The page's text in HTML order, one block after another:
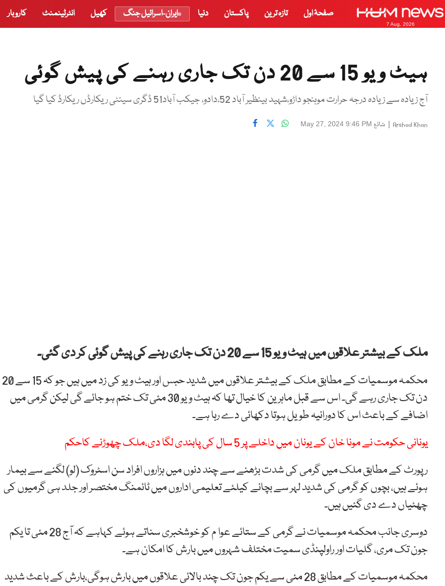
7 Aug, 2026
صفحۂ اول تازہ ترین پاکستان دنیا ایران-اسرائیل جنگ کھیل انٹرٹینمنٹ کاروبار
ہیٹ ویو 15 سے 20 دن تک جاری رہنے کی پیش گوئی
آج زیادہ سے زیادہ درجہ حرارت موہنجو داڑو،شہید بینظیر آباد 52،دادو، جیکب آباد51 ڈگری سینٹی ریکارڈں ریکارڈ کیا گیا
Arshad Khan
| شائع May 27, 2024 9:46 PM
ملک کے بیشتر علاقوں میں ہیٹ ویو 15 سے 20 دن تک جاری رہنے کی پیش گوئی کر دی گئی۔
محکمہ موسمیات کے مطابق ملک کے بیشتر علاقوں میں شدید حبس اور ہیٹ ویو کی زد میں ہیں جو کہ 15 سے 20
دن تک جاری رہے گی۔ اس سے قبل ماہرین کا خیال تھا کہ ہیٹ ویو 30 مئی تک ختم ہو جائے گی لیکن گرمی میں
اضافے کے باعث اس کا دورانیہ طویل ہوتا دکھائی دے رہا ہے۔
یونانی حکومت نے مونا خان کے یونان میں داخلے پر 5 سال کی پابندی لگا دی،ملک چھوڑنے کاحکم
رپورٹ کے مطابق ملک میں گرمی کی شدت بڑھنے سے چند دنوں میں ہزاروں افراد سن اسٹروک (لو) لگنے سے بیمار
ہوئے ہیں، بچوں کو گرمی کی شدید لہر سے بچانے کیلئے تعلیمی اداروں میں ٹائمنگ مختصر اور جلد ہی گرمیوں کی
چھٹیاں دے دی گئیں ہیں۔
دوسری جانب محکمہ موسمیات نے گرمی کے ستائے عوا م کو خوشخبری سناتے ہوئے کہاہے کہ آج 28 مئی تا یکم
جون تک مری، گلیات اور راولپنڈی سمیت مختلف شہروں میں بارش کا امکان ہے۔
محکمہ موسمیات کے مطابق 28 مئی سے یکم جون تک چند بالائی علاقوں میں بارش ہوگی،بارش کے باعث شدید